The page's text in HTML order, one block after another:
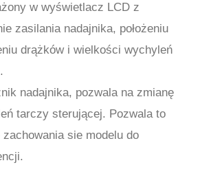
w wyświetlacz LCD z
zasilania nadajnika, położeniu
drążków i wielkości wychyleń
nadajnika, pozwala na zmianę
tarczy sterującej. Pozwala to
sie modelu do